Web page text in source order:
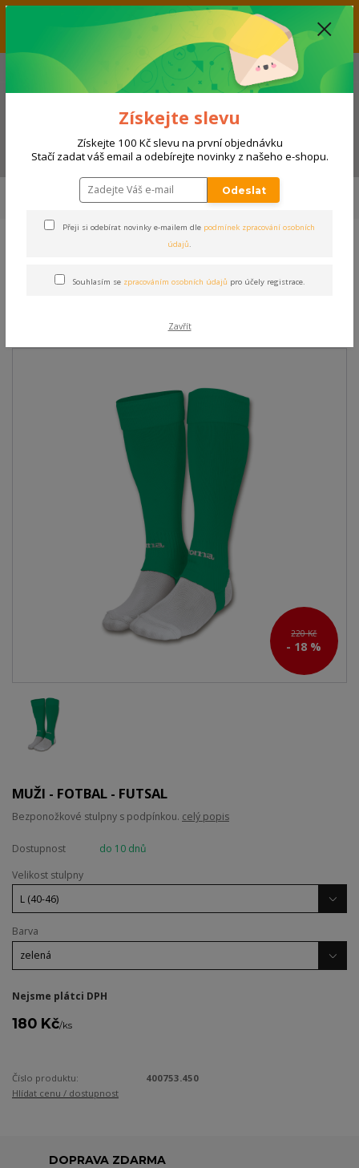
Vážení zákazníci, aktuálně nabízíme slevu až 33% na produkty
umístěné v kategorii VÝPRODEJ. Přejeme příjemný nákup! Váš tým E-
SHOPSPORT.CZ
Menu
+420 728 118 114 (Po-Ne, 9-20 hod.)
FOTBAL, FUTSAL Zápasové vybavení
STULPNY JOMA LEG II | ZELENÁ
ZELENÁ
220 Kč
- 18 %
MUŽI - FOTBAL - FUTSAL
Bezponožkové stulpny s podpínkou. celý popis
Dostupnost
do 10 dnů
Velikost stulpny
Barva
Nejsme plátci DPH
180 Kč/ks
Číslo produktu:
400753.450
Hlídat cenu / dostupnost
DOPRAVA ZDARMA
Získejte slevu
Získejte 100 Kč slevu na první objednávku
Stačí zadat váš email a odebírejte novinky z našeho e-shopu.
Odeslat
Přeji si odebírat novinky e-mailem dle podmínek zpracování osobních
údajů.
Souhlasím se zpracováním osobních údajů pro účely registrace.
Zavřít